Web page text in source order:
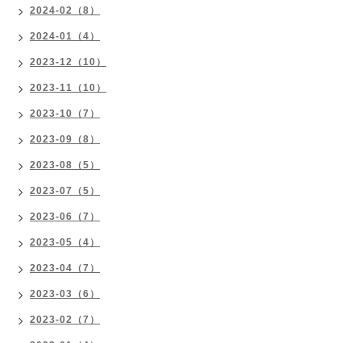
2024-02（8）
2024-01（4）
2023-12（10）
2023-11（10）
2023-10（7）
2023-09（8）
2023-08（5）
2023-07（5）
2023-06（7）
2023-05（4）
2023-04（7）
2023-03（6）
2023-02（7）